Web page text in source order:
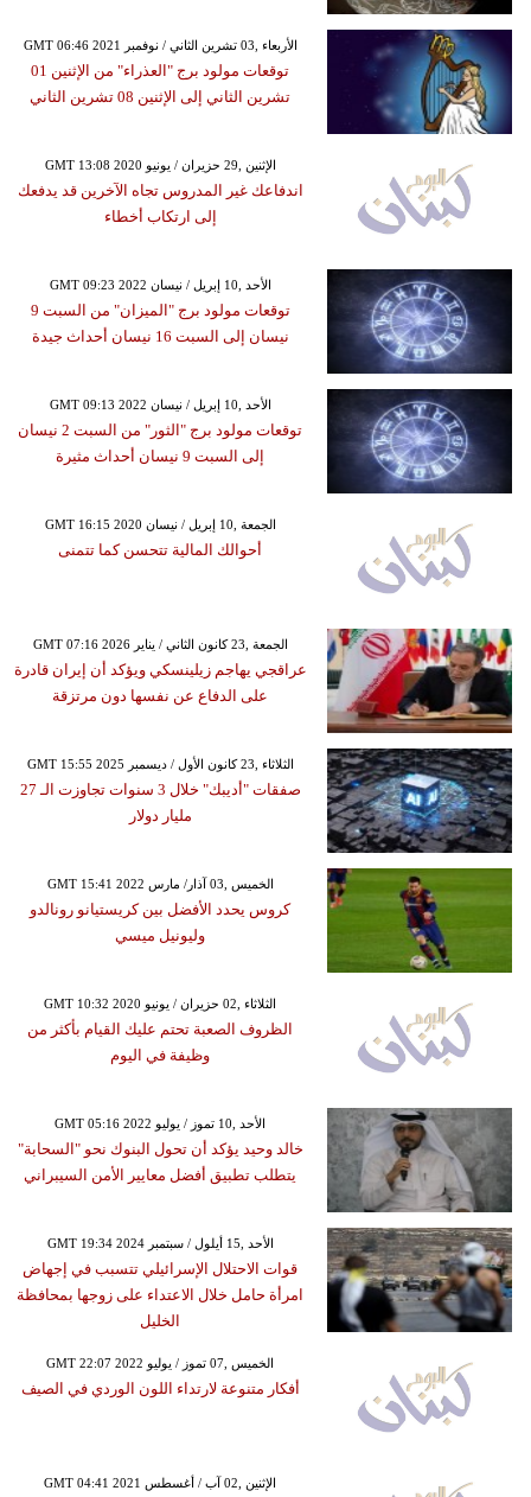
GMT 06:46 2021 الأربعاء ,03 تشرين الثاني / نوفمبر
توقعات مولود برج "العذراء" من الإثنين 01
تشرين الثاني إلى الإثنين 08 تشرين الثاني
GMT 13:08 2020 الإثنين ,29 حزيران / يونيو
اندفاعك غير المدروس تجاه الآخرين قد يدفعك
إلى ارتكاب أخطاء
GMT 09:23 2022 الأحد ,10 إبريل / نيسان
توقعات مولود برج "الميزان" من السبت 9
نيسان إلى السبت 16 نيسان أحداث جيدة
GMT 09:13 2022 الأحد ,10 إبريل / نيسان
توقعات مولود برج "الثور" من السبت 2 نيسان
إلى السبت 9 نيسان أحداث مثيرة
GMT 16:15 2020 الجمعة ,10 إبريل / نيسان
أحوالك المالية تتحسن كما تتمنى
GMT 07:16 2026 الجمعة ,23 كانون الثاني / يناير
عراقجي يهاجم زيلينسكي ويؤكد أن إيران قادرة
على الدفاع عن نفسها دون مرتزقة
GMT 15:55 2025 الثلاثاء ,23 كانون الأول / ديسمبر
صفقات "أديبك" خلال 3 سنوات تجاوزت الـ 27
مليار دولار
GMT 15:41 2022 الخميس ,03 آذار/ مارس
كروس يحدد الأفضل بين كريستيانو رونالدو
وليونيل ميسي
GMT 10:32 2020 الثلاثاء ,02 حزيران / يونيو
الظروف الصعبة تحتم عليك القيام بأكثر من
وظيفة في اليوم
GMT 05:16 2022 الأحد ,10 تموز / يوليو
خالد وحيد يؤكد أن تحول البنوك نحو "السحابة"
يتطلب تطبيق أفضل معايير الأمن السيبراني
GMT 19:34 2024 الأحد ,15 أيلول / سبتمبر
قوات الاحتلال الإسرائيلي تتسبب في إجهاض
امرأة حامل خلال الاعتداء على زوجها بمحافظة
الخليل
GMT 22:07 2022 الخميس ,07 تموز / يوليو
أفكار متنوعة لارتداء اللون الوردي في الصيف
GMT 04:41 2021 الإثنين ,02 آب / أغسطس